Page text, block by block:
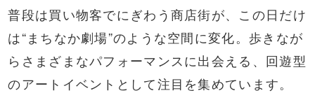
普段は買い物客でにぎわう商店街が、この日だけ
は“まちなか劇場”のような空間に変化。歩きなが
らさまざまなパフォーマンスに出会える、回遊型
のアートイベントとして注目を集めています。